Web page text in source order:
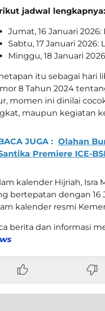
jadwal lengkapnya:
Jumat, 16 Januari
Sabtu, 17 Januari
Minggu, 18 Januari
itu sebagai hari
8 Tahun 2024
momen ini dinilai
maupun kegiatan
JUGA : Olahan
Premiere ICE-
kalender Hijriah, Isra
bertepatan dengan 16
kalender resmi
berita dan informasi